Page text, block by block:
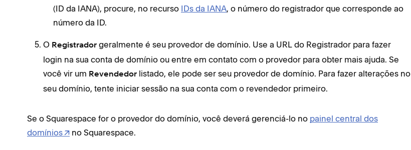
(ID da IANA), procure, no recurso IDs da IANA, o número do registrador que corresponde ao
número da ID.
O Registrador geralmente é seu provedor de domínio. Use a URL do Registrador para fazer
login na sua conta de domínio ou entre em contato com o provedor para obter mais ajuda. Se
você vir um Revendedor listado, ele pode ser seu provedor de domínio. Para fazer alterações no
seu domínio, tente iniciar sessão na sua conta com o revendedor primeiro.
Se o Squarespace for o provedor do domínio, você deverá gerenciá-lo no painel central dos
domínios
no Squarespace.